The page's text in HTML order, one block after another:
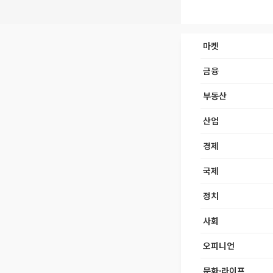
마켓
금융
부동산
산업
경제
국제
정치
사회
오피니언
문화·라이프